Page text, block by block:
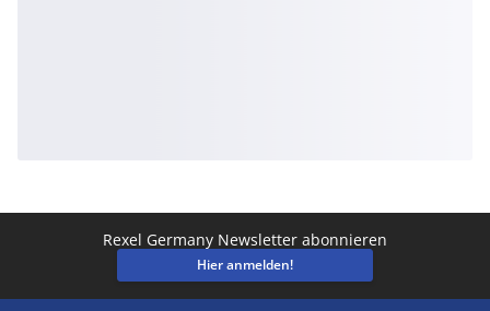
Rexel Germany Newsletter abonnieren
Hier anmelden!